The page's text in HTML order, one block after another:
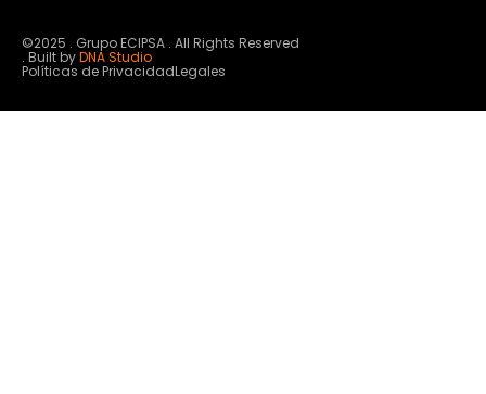
©2025 . Grupo ECIPSA . All Rights Reserved
. Built byDNA Studio
Políticas de PrivacidadLegales